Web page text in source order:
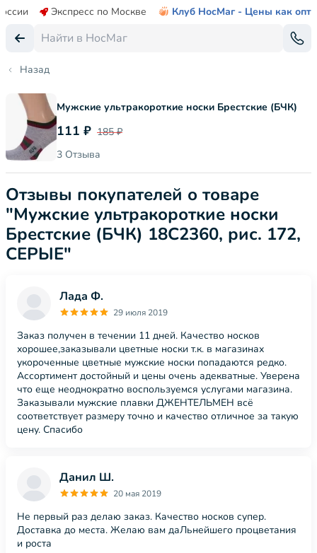
Экспресс по Москве Клуб НосМаг - Цены как опт
Назад
Мужские ультракороткие носки Брестские (БЧК)
111 ₽ 185 ₽
3 Отзыва
Отзывы покупателей о товаре
"Мужские ультракороткие носки
Брестские (БЧК) 18С2360, рис. 172,
СЕРЫЕ"
Лада Ф.
29 июля 2019
Заказ получен в течении 11 дней. Качество носков
хорошее,заказывали цветные носки т.к. в магазинах
укороченные цветные мужские носки попадаются редко.
Ассортимент достойный и цены очень адекватные. Уверена
что еще неоднократно воспользуемся услугами магазина.
Заказывали мужские плавки ДЖЕНТЕЛЬМЕН всё
соответствует размеру точно и качество отличное за такую
цену. Спасибо
Данил Ш.
20 мая 2019
Не первый раз делаю заказ. Качество носков супер.
Доставка до места. Желаю вам даЛьнейшего процветания
и роста